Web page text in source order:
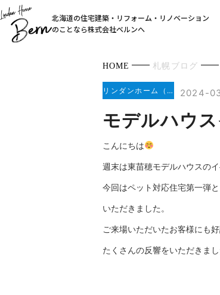
北海道の住宅建築・リフォーム・リノベーション
のことなら株式会社ベルンへ
HOME 札幌ブログ
リンダンホーム（東苗穂モデル）3 2024-
モデルハウ
こんにちは
週末は東苗穂モデルハウスの
今回はペット対応住宅第一弾
いただきました。
ご来場いただいたお客様にも
たくさんの反響をいただきまし